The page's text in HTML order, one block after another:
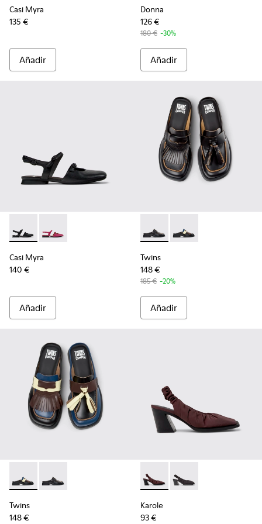
Casi Myra
135 €
Añadir
Donna
126 €
180 € -30%
Añadir
Casi Myra - K201804-001 - Zapatos semiabiertos de piel
Casi Myra - K201804-003 - Zapatos semiabiertos de
Casi Myra
140 €
Añadir
Twins - K201890-001 -
Twins - K201890-
Twins
148 €
185 € -20%
Añadir
Twins - K201890-002 - Mocasines de piel multicolor para
Twins - K201890-001 - Mocasines de piel negros
Twins
148 €
Karole - K201844-003 -
Karole - K201844-
Karole
93 €